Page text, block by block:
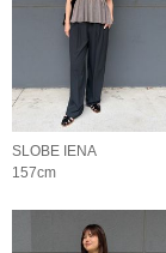
SLOBE IENA
157cm